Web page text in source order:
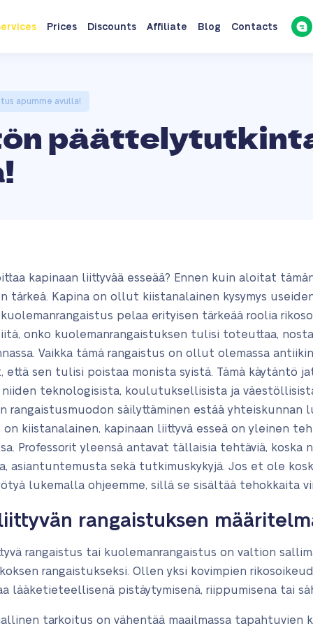
Prices Discounts Affiliate Blog Contacts
apumme avulla!
kapinaan liittyvää esseää? Ennen kuin aloitat
tärkeä. Kapina on ollut kiistanalainen kysymys
pelaa erityisen tärkeää roolia
onko kuolemanrangaistuksen tulisi toteuttaa,
Vaikka tämä rangaistus on ollut olemassa
että sen tulisi poistaa monista syistä. Tämä käytäntö
niiden teknologisista, koulutuksellisista ja
rangaistusmuodon säilyttäminen estää yhteiskunnan
kiistanalainen, kapinaan liittyvä esseä on yleinen
Professorit yleensä antavat tällaisia tehtäviä, koska
asiantuntemusta sekä tutkimuskykyjä. Jos et ole
lukemalla ohjeemme, sillä se sisältää tehokkaita
rangaistuksen
rangaistus tai kuolemanrangaistus on valtion
rangaistukseksi. Ollen yksi kovimpien
lääketieteellisenä pistäytymisenä, riippumisena tai
tarkoitus on vähentää maailmassa tapahtuvien